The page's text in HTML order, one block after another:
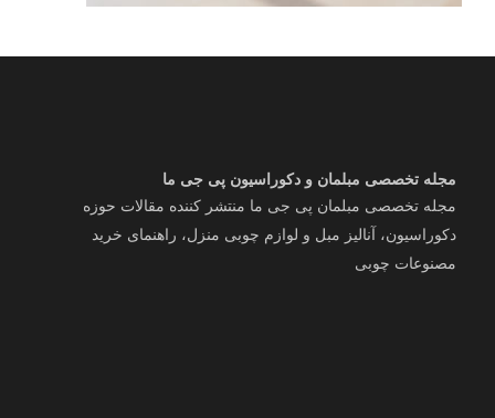
مجله تخصصی مبلمان و دکوراسیون پی جی ما
مجله تخصصی مبلمان پی جی ما منتشر کننده مقالات حوزه
دکوراسیون، آنالیز مبل و لوازم چوبی منزل، راهنمای خرید
مصنوعات چوبی